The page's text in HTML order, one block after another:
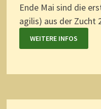
Ende Mai sind die
agilis) aus der Zucht
WEITERE INFOS